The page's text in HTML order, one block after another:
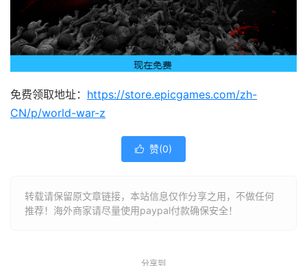
免费领取地址： https://store.epicgames.com/zh-
CN/p/world-war-z
 赞(0)
转载请保留原文章链接，本站信息仅作分享之用，不做任何
推荐！海外商家请尽量使用paypal付款确保安全！
分享到